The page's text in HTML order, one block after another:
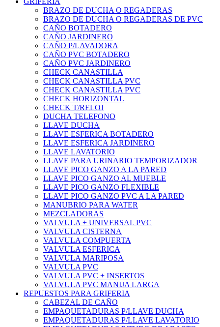
BRAZO DE DUCHA O REGADERAS
BRAZO DE DUCHA O REGADERAS DE PVC
CAÑO BOTADERO
CAÑO JARDINERO
CAÑO P/LAVADORA
CAÑO PVC BOTADERO
CAÑO PVC JARDINERO
CHECK CANASTILLA
CHECK CANASTILLA PVC
CHECK CANASTILLA PVC
CHECK HORIZONTAL
CHECK T/RELOJ
DUCHA TELEFONO
LLAVE DUCHA
LLAVE ESFERICA BOTADERO
LLAVE ESFERICA JARDINERO
LLAVE LAVATORIO
LLAVE PARA URINARIO TEMPORIZADOR
LLAVE PICO GANZO A LA PARED
LLAVE PICO GANZO AL MUEBLE
LLAVE PICO GANZO FLEXIBLE
LLAVE PICO GANZO PVC A LA PARED
MANUBRIO PARA WATER
MEZCLADORAS
VALVULA + UNIVERSAL PVC
VALVULA CISTERNA
VALVULA COMPUERTA
VALVULA ESFERICA
VALVULA MARIPOSA
VALVULA PVC
VALVULA PVC + INSERTOS
VALVULA PVC MANIJA LARGA
REPUESTOS PARA GRIFERIA
CABEZAL DE CAÑO
EMPAQUETADURAS P/LLAVE DUCHA
EMPAQUETADURAS P/LLAVE LAVATORIO